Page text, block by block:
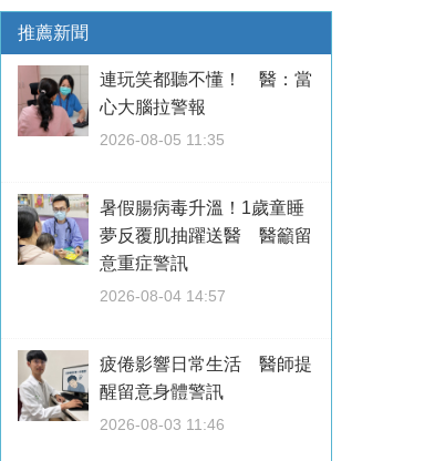
推薦新聞
連玩笑都聽不懂！ 醫：當
心大腦拉警報
2026-08-05 11:35
暑假腸病毒升溫！1歲童睡
夢反覆肌抽躍送醫 醫籲留
意重症警訊
2026-08-04 14:57
疲倦影響日常生活 醫師提
醒留意身體警訊
2026-08-03 11:46